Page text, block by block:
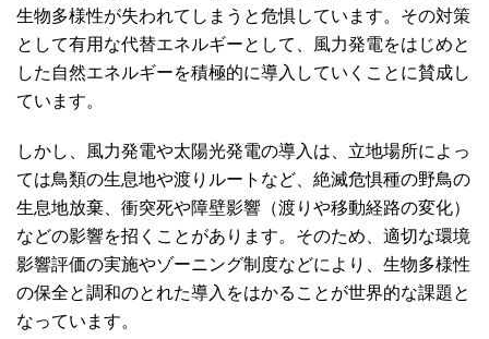
生物多様性が失われてしまうと危惧しています。その対策
として有用な代替エネルギーとして、風力発電をはじめと
した自然エネルギーを積極的に導入していくことに賛成し
ています。
しかし、風力発電や太陽光発電の導入は、立地場所によっ
ては鳥類の生息地や渡りルートなど、絶滅危惧種の野鳥の
生息地放棄、衝突死や障壁影響（渡りや移動経路の変化）
などの影響を招くことがあります。そのため、適切な環境
影響評価の実施やゾーニング制度などにより、生物多様性
の保全と調和のとれた導入をはかることが世界的な課題と
なっています。